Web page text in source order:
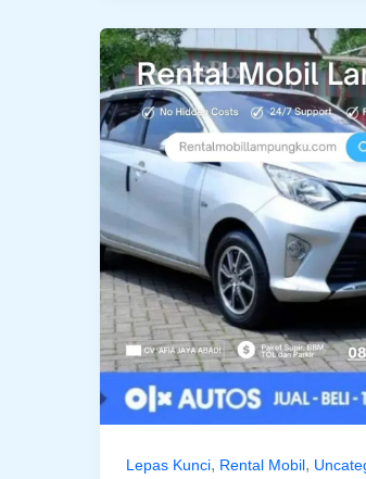
Lepas Kunci, Rental Mobil,